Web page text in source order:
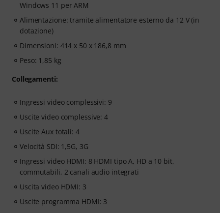
Windows 11 per ARM
Alimentazione: tramite alimentatore esterno da 12 V (in
dotazione)
Dimensioni: 414 x 50 x 186,8 mm
Peso: 1,85 kg
Collegamenti:
Ingressi video complessivi: 9
Uscite video complessive: 4
Uscite Aux totali: 4
Velocità SDI: 1,5G, 3G
Ingressi video HDMI: 8 HDMI tipo A, HD a 10 bit,
commutabili, 2 canali audio integrati
Uscita video HDMI: 3
Uscite programma HDMI: 3